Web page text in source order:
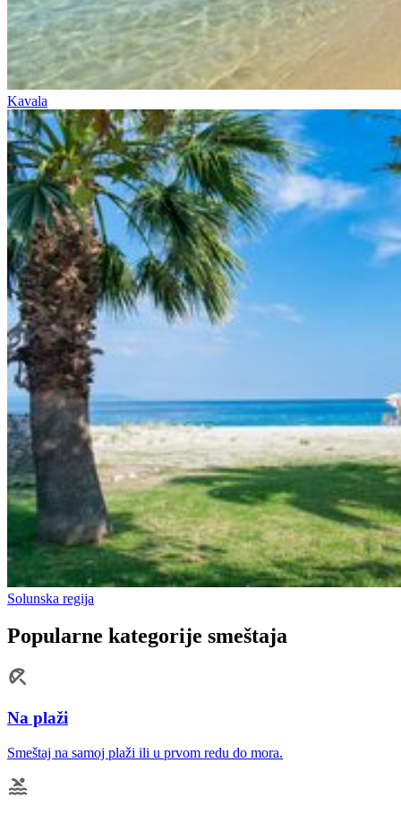
Kavala
Solunska regija
Popularne kategorije smeštaja
Na plaži
Smeštaj na samoj plaži ili u prvom redu do mora.